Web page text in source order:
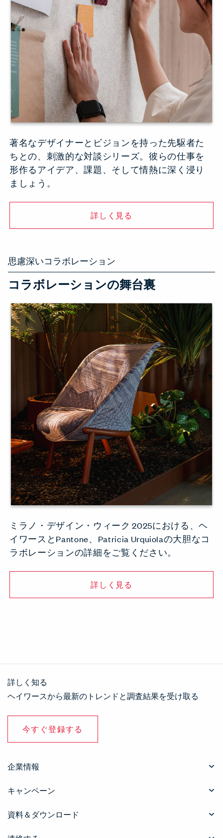
著名なデザイナーとビジョンを持った先駆者た
ちとの、刺激的な対談シリーズ。彼らの仕事を
形作るアイデア、課題、そして情熱に深く浸り
ましょう。
詳しく見る
思慮深いコラボレーション
コラボレーションの舞台裏
ミラノ・デザイン・ウィーク 2025における、ヘ
イワースとPantone、Patricia Urquiolaの大胆なコ
ラボレーションの詳細をご覧ください。
詳しく見る
詳しく知る
ヘイワースから最新のトレンドと調査結果を受け取る
今すぐ登録する
企業情報
キャンペーン
資料＆ダウンロード